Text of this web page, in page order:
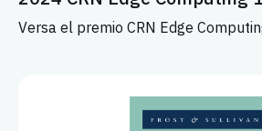
Versa el premio CRN Edge